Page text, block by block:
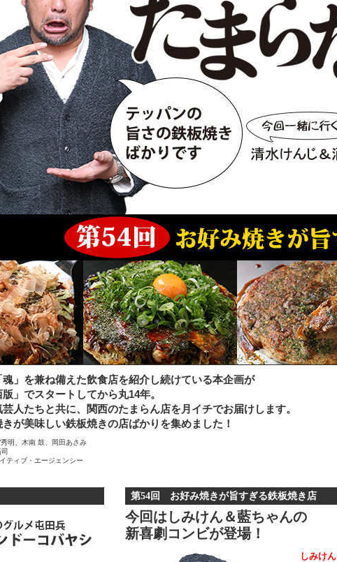
魂」を兼ね備えた飲食店を紹介し続けている本企画が
」でスタートしてから丸14年。
人たちと共に、関西のたまらん店を月イチでお届けします。
が美味しい鉄板焼きの店ばかりを集めました！
明、木南 鼓、岡田あさみ
ティブ・エージェンシー
第54回 お好み焼きが旨すぎる鉄板焼き店
今回はしみけん＆藍ちゃんの
新喜劇コンビが登場！
しみけん